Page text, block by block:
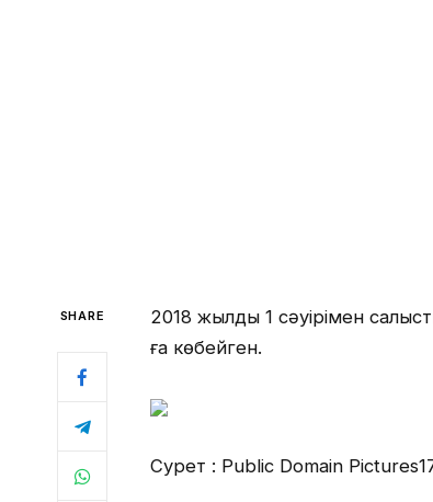
SHARE
2018 жылдың 1 сәуірімен
ға көбейген.
Сурет : Public Domain Pictures